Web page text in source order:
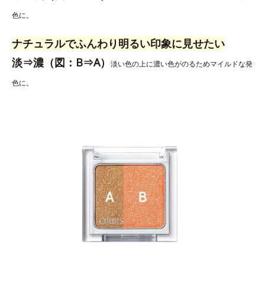
色に。
ナチュラルでふんわり明るい印象に見せたい
淡⇒濃（図：B⇒A）
淡い色の上に濃い色がのるためマイルドな発
色に。